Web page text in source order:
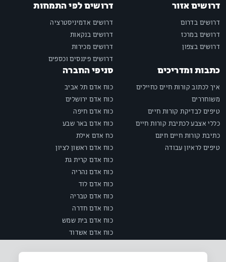
דרושים אזור
דרושים בדרום
דרושים במרכז
דרושים בצפון
דרושים לפי התמחות
דרושים אדמיניסטרציה
דרושים בנקאות
דרושים מכירות
דרושים פיננסים וכספים
כתבות ומדריכים
איך לכתוב קורות חיים כחיילים
משוחררים
טיפים לבדיקת קורות חיים
כללי אצבע לכתיבת קורות חיים
כתיבת קורות חיים חינם
טיפים לראיון עבודה
סניפי החברה
כוח אדם תל אביב
כוח אדם ירושלים
כוח אדם חיפה
כוח אדם באר שבע
כח אדם אילת
כוח אדם ראשון לציון
כוח אדם קרית גת
כוח אדם נהריה
כוח אדם לוד
כוח אדם טבריה
כוח אדם חדרה
כוח אדם בית שמש
כוח אדם אשדוד